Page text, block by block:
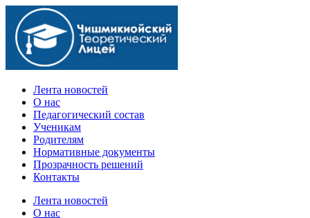
Официальный сайт учебного заведения
Лента новостей
О нас
Педагогический состав
Ученикам
Родителям
Нормативные документы
Прозрачность решений
Контакты
Лента новостей
О нас